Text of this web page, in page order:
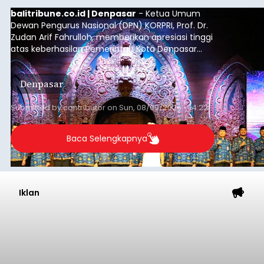
balitribune.co.id | Denpasar - Ketua Umum
Dewan Pengurus Nasional (DPN) KORPRI, Prof. Dr.
Zudan Arif Fahrulloh, memberikan apresiasi tinggi
atas keberhasilan Pemerintah Kota Denpasar
dan KORPRI Kota Denpasar dalam
mengimplementasikan program gotong royong
kepedulian sosial bertajuk "Sembagi Arutala".
Denpasar
Submitted bycontributoron Sun, 08/09/2026 - 14:22
Baca Selengkapnya
Iklan